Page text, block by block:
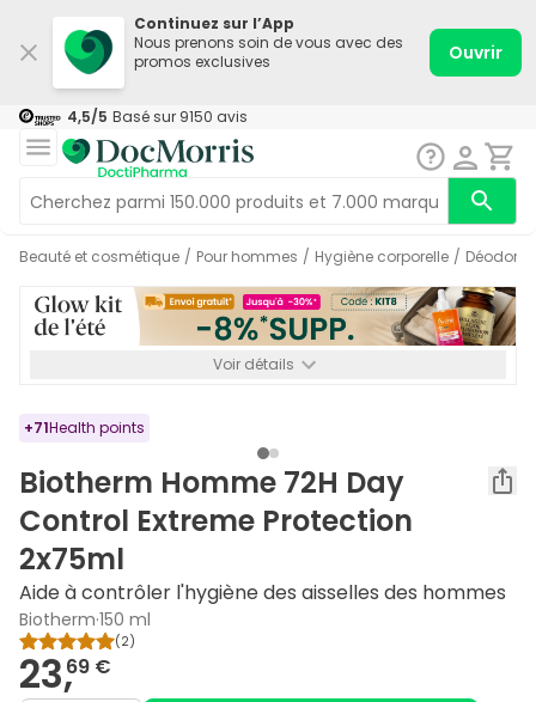
Continuez sur l’App
Nous prenons soin de vous avec des
promos exclusives
Ouvrir
4,5/5 Basé sur 9150 avis
Beauté et cosmétique / Pour hommes / Hygiène corporelle /
Voir détails
+71Health points
Biotherm Homme 72H Day
Control Extreme Protection
2x75ml
Aide à contrôler l'hygiène des aisselles des hommes
Biotherm·150 ml
(2)
23,69 €